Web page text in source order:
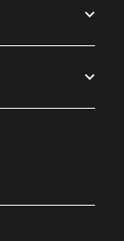
窗口